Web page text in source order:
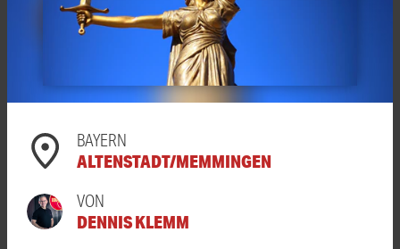
BAYERN
ALTENSTADT/MEMMINGEN
VON
DENNIS KLEMM